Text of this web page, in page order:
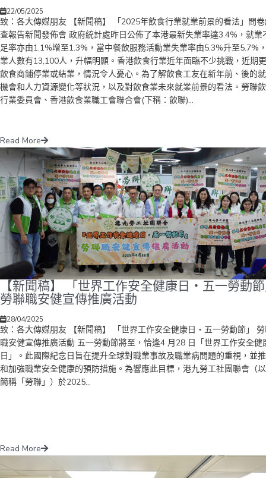
22/05/2025
致：各大傳媒朋友 【新聞稿】 「2025年飲食行業就業前景的看法」問
查報告新聞發佈會 政府統計處昨日公佈了本港最新失業率達3.4%，就業
足率亦由1.1%增至1.3%，當中餐飲服務活動業失業率由5.3%升至5.7%
業人數有13,100人，升幅明顯。香港飲食行業近年面臨不少挑戰，近期
飲食商鋪停業或結業，情況令人憂心。為了解飲食工友在新年前、後的
機會和人力資源變化等狀況，以及對飲食業未來就業前景的看法。勞聯
行業委員會、香港飲食業職工會聯合會(下稱：飲聯)...
Read More
【新聞稿】 「世界工作安全健康日‧五一勞動
勞聯職安健宣傳推廣活動
28/04/2025
致：各大傳媒朋友 【新聞稿】 「世界工作安全健康日‧五一勞動節」
職安健宣傳推廣活動 五一勞動節將至，恰逢4 月28 日「世界工作安全健
日」。此國際紀念日旨在提升全球對職業事故及職業病問題的重視，並
和加強職業安全健康的預防措施。為響應此目標，港九勞工社團聯會（
簡稱「勞聯」）於2025...
Read More